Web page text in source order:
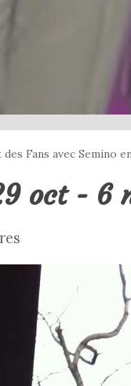
Fans avec Semino
oct - 6